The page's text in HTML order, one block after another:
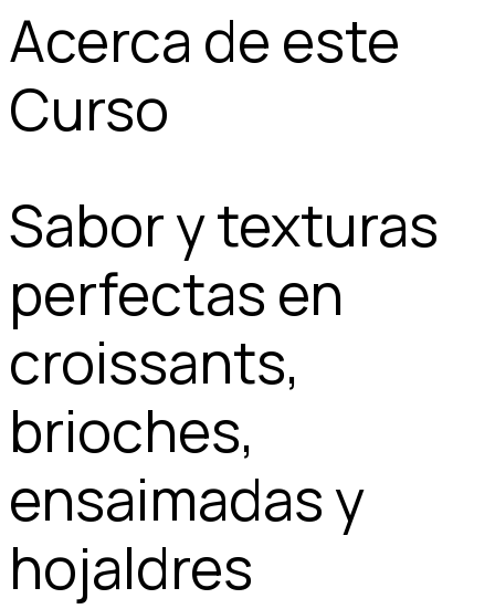
Acerca de este
Curso
Sabor y texturas
perfectas en
croissants,
brioches,
ensaimadas y
hojaldres